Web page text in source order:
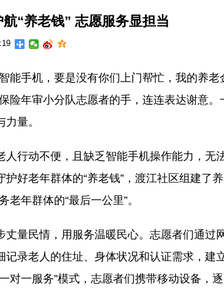
“养老钱” 志愿服务显担当
手机，要是没有你们上门帮忙，我的养老
险年审小分队志愿者的手，连连表达谢意
量。
动不便，且缺乏智能手机操作能力，无
好老年群体的“养老钱”，渡江社区组建了
年群体的“最后一公里”。
民情，用服务温暖民心。志愿者们通过
录老人的住址、身体状况和认证需求，建
一服务”模式，志愿者们携带移动设备，